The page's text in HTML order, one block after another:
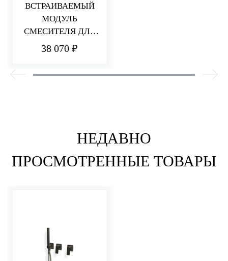
ВСТРАИВАЕМЫЙ
МОДУЛЬ
СМЕСИТЕЛЯ ДЛЯ
ВАННЫ/ДУША
38 070 ₽
НЕДАВНО
ПРОСМОТРЕННЫЕ ТОВАРЫ